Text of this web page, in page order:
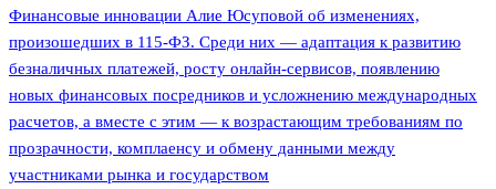
Финансовые инновации Алие Юсуповой об изменениях,
произошедших в 115-ФЗ. Среди них — адаптация к развитию
безналичных платежей, росту онлайн-сервисов, появлению
новых финансовых посредников и усложнению международных
расчетов, а вместе с этим — к возрастающим требованиям по
прозрачности, комплаенсу и обмену данными между
участниками рынка и государством